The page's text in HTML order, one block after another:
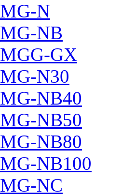
MG-N
MG-NB
MGG-GX
MG-N30
MG-NB40
MG-NB50
MG-NB80
MG-NB100
MG-NC